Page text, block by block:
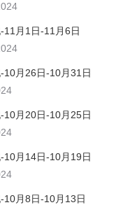
11月1日-11月6日
10月26日-10月31日
10月20日-10月25日
10月14日-10月19日
10月8日-10月13日